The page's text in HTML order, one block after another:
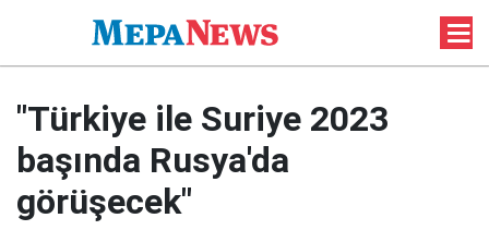
"Türkiye ile Suriye 2023
başında Rusya'da
görüşecek"